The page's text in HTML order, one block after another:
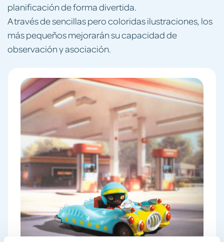
planificación de forma divertida.
A través de sencillas pero coloridas ilustraciones, los
más pequeños mejorarán su capacidad de
observación y asociación.